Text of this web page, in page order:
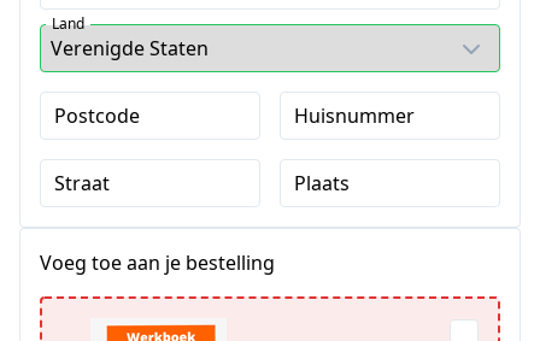
Land
Postcode Huisnummer
Straat Plaats
Voeg toe aan je bestelling